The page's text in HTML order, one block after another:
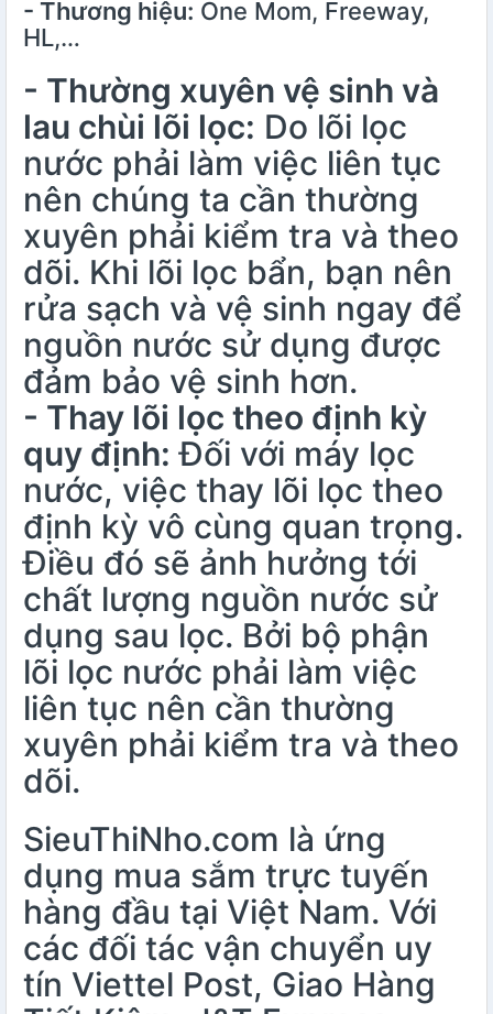
- Thương hiệu: One Mom, Freeway,
HL,…
- Thường xuyên vệ sinh và
lau chùi lõi lọc: Do lõi lọc
nước phải làm việc liên tục
nên chúng ta cần thường
xuyên phải kiểm tra và theo
dõi. Khi lõi lọc bẩn, bạn nên
rửa sạch và vệ sinh ngay để
nguồn nước sử dụng được
đảm bảo vệ sinh hơn.
- Thay lõi lọc theo định kỳ
quy định: Đối với máy lọc
nước, việc thay lõi lọc theo
định kỳ vô cùng quan trọng.
Điều đó sẽ ảnh hưởng tới
chất lượng nguồn nước sử
dụng sau lọc. Bởi bộ phận
lõi lọc nước phải làm việc
liên tục nên cần thường
xuyên phải kiểm tra và theo
dõi.
SieuThiNho.com là ứng
dụng mua sắm trực tuyến
hàng đầu tại Việt Nam. Với
các đối tác vận chuyển uy
tín Viettel Post, Giao Hàng